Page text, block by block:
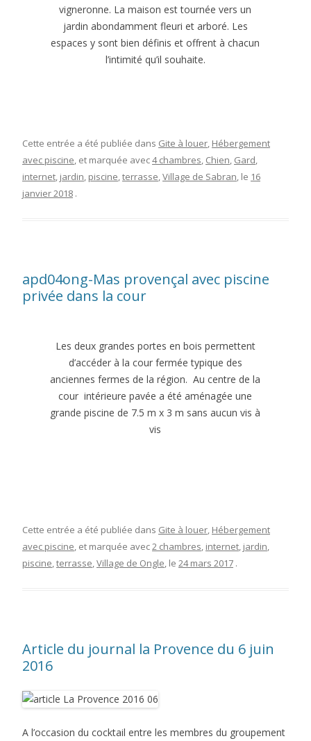
vigneronne. La maison est tournée vers un
jardin abondamment fleuri et arboré. Les
espaces y sont bien définis et offrent à chacun
l’intimité qu’il souhaite.
Cette entrée a été publiée dans Gite à louer, Hébergement
avec piscine, et marquée avec4 chambres, Chien, Gard,
internet, jardin, piscine,terrasse,Village de Sabran, le 16
janvier 2018 .
apd04ong-Mas provençal avec piscine
privée dans la cour
Les deux grandes portes en bois permettent
d’accéder à la cour fermée typique des
anciennes fermes de la région. Au centre de la
cour intérieure pavée a été aménagée une
grande piscine de 7.5 m x 3 m sans aucun vis à
vis
Cette entrée a été publiée dans Gite à louer, Hébergement
avec piscine, et marquée avec2 chambres, internet, jardin,
piscine,terrasse,Village de Ongle, le 24 mars 2017 .
Article du journal la Provence du 6 juin
2016
A l’occasion du cocktail entre les membres du groupement